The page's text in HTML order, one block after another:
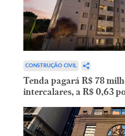
CONSTRUÇÃO CIVIL
Tenda pagará R$ 78
intercalares, a R$ 0,63